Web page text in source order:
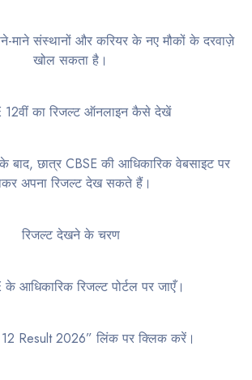
माने संस्थानों और करियर के नए मौकों के दरवाज़े
खोल सकता है।
12वीं का रिजल्ट ऑनलाइन कैसे देखें
बाद, छात्र CBSE की आधिकारिक वेबसाइट पर
अपना रिजल्ट देख सकते हैं।
रिजल्ट देखने के चरण
के आधिकारिक रिजल्ट पोर्टल पर जाएँ।
Result 2026” लिंक पर क्लिक करें।